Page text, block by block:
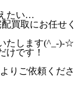
たい…
買取にお任せく
たします(^_-)-☆
けです！
りご依頼くださ